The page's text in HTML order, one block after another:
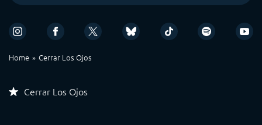
Home Cerrar Los Ojos
Cerrar Los Ojos